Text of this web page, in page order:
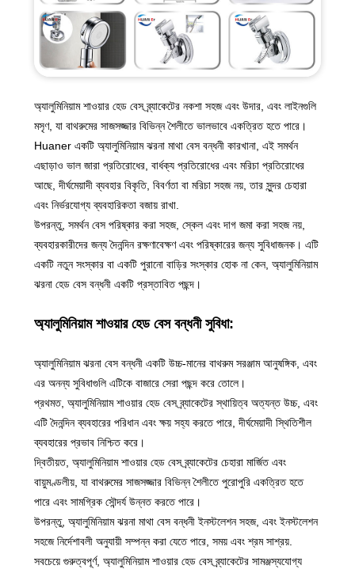
অ্যালুমিনিয়াম শাওয়ার হেড বেস ব্র্যাকেটের নকশা সহজ এবং উদার, এবং লাইনগুলি
মসৃণ, যা বাথরুমের সাজসজ্জার বিভিন্ন শৈলীতে ভালভাবে একত্রিত হতে পারে।
Huaner একটি অ্যালুমিনিয়াম ঝরনা মাথা বেস বন্ধনী কারখানা, এই সমর্থন
এছাড়াও ভাল জারা প্রতিরোধের, বার্ধক্য প্রতিরোধের এবং মরিচা প্রতিরোধের
আছে, দীর্ঘমেয়াদী ব্যবহার বিকৃতি, বিবর্ণতা বা মরিচা সহজ নয়, তার সুন্দর চেহারা
এবং নির্ভরযোগ্য ব্যবহারিকতা বজায় রাখা.
উপরন্তু, সমর্থন বেস পরিষ্কার করা সহজ, স্কেল এবং দাগ জমা করা সহজ নয়,
ব্যবহারকারীদের জন্য দৈনন্দিন রক্ষণাবেক্ষণ এবং পরিষ্কারের জন্য সুবিধাজনক। এটি
একটি নতুন সংস্কার বা একটি পুরানো বাড়ির সংস্কার হোক না কেন, অ্যালুমিনিয়াম
ঝরনা হেড বেস বন্ধনী একটি প্রস্তাবিত পছন্দ।
অ্যালুমিনিয়াম শাওয়ার হেড বেস বন্ধনী সুবিধা:
অ্যালুমিনিয়াম ঝরনা বেস বন্ধনী একটি উচ্চ-মানের বাথরুম সরঞ্জাম আনুষঙ্গিক, এবং
এর অনন্য সুবিধাগুলি এটিকে বাজারে সেরা পছন্দ করে তোলে।
প্রথমত, অ্যালুমিনিয়াম শাওয়ার হেড বেস ব্র্যাকেটের স্থায়িত্ব অত্যন্ত উচ্চ, এবং
এটি দৈনন্দিন ব্যবহারের পরিধান এবং ক্ষয় সহ্য করতে পারে, দীর্ঘমেয়াদী স্থিতিশীল
ব্যবহারের প্রভাব নিশ্চিত করে।
দ্বিতীয়ত, অ্যালুমিনিয়াম শাওয়ার হেড বেস ব্র্যাকেটের চেহারা মার্জিত এবং
বায়ুমণ্ডলীয়, যা বাথরুমের সাজসজ্জার বিভিন্ন শৈলীতে পুরোপুরি একত্রিত হতে
পারে এবং সামগ্রিক সৌন্দর্য উন্নত করতে পারে।
উপরন্তু, অ্যালুমিনিয়াম ঝরনা মাথা বেস বন্ধনী ইনস্টলেশন সহজ, এবং ইনস্টলেশন
সহজে নির্দেশাবলী অনুযায়ী সম্পন্ন করা যেতে পারে, সময় এবং শ্রম সাশ্রয়.
সবচেয়ে গুরুত্বপূর্ণ, অ্যালুমিনিয়াম শাওয়ার হেড বেস ব্র্যাকেটের সামঞ্জস্যযোগ্য